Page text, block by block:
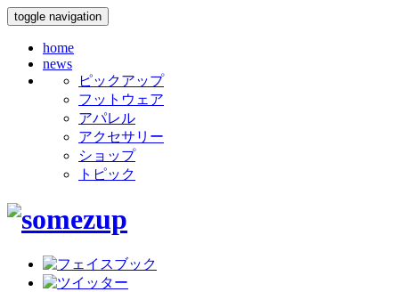
toggle navigation
home
news
ピックアップ
フットウェア
アパレル
アクセサリー
ショップ
トピック